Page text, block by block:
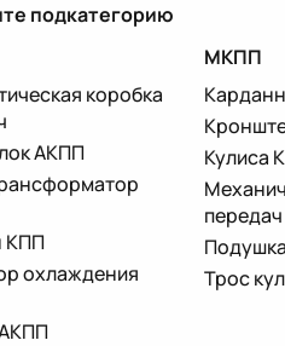
подкатегорию
коробка
АКПП
КПП
охлаждения
МКПП
Кулиса
передач
Трос